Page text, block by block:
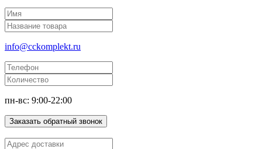
info@cckomplekt.ru
пн-вс: 9:00-22:00
Заказать обратный звонок